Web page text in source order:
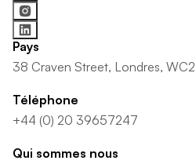
Pays
38 Craven Street, Londres,
Téléphone
+44 (0) 20 39657247
Qui sommes nous